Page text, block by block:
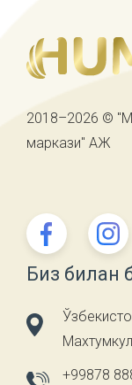
2018–2026 ©
маркази" АЖ
Биз билан
+99878